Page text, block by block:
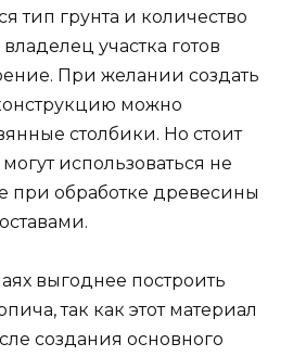
тип грунта и количество
участка готов
При желании создать
можно
столбики. Но стоит
использоваться не
при обработке древесины
выгоднее построить
так как этот материал
создания основного